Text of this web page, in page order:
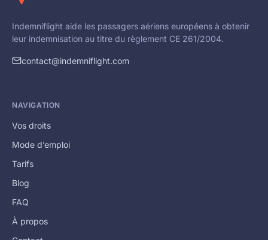
Indemniflight aide les passagers aériens européens à obtenir
leur indemnisation au titre du règlement CE 261/2004.
contact@indemniflight.com
NAVIGATION
Vos droits
Mode d’emploi
Tarifs
Blog
FAQ
À propos